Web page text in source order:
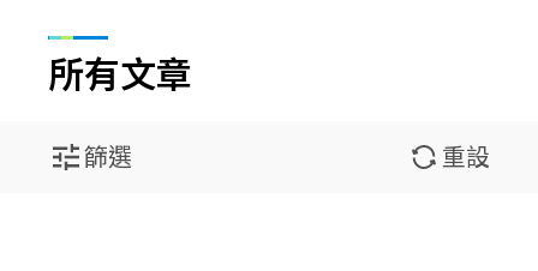
所有文章
篩選 重設